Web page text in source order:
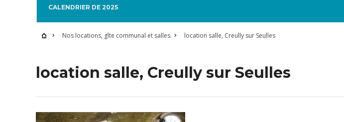
CALENDRIER DE 2025
Nos locations, gîte communal et salles. location salle, Creully sur Seulles
location salle, Creully sur Seulles